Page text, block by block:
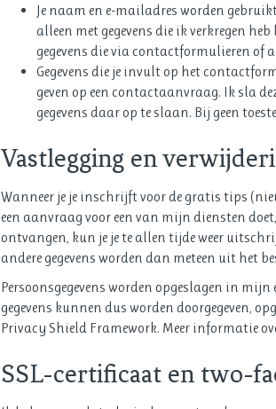
Je naam en e-mailadres worden
alleen met gegevens die ik verkregen
gegevens die via contactformulieren of
Gegevens die je invult op het
geven op een contactaanvraag. Ik sla
gegevens daar op te slaan. Bij geen
Vastlegging en
Wanneer je je inschrijft voor de gratis tips
een aanvraag voor een van mijn diensten
ontvangen, kun je je te allen tijde weer
andere gegevens worden dan meteen uit het
Persoonsgegevens worden opgeslagen in
gegevens kunnen dus worden doorgegeven,
Privacy Shield Framework. Meer informatie
SSL-certificaat en two-